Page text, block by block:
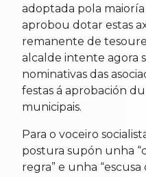
adoptada pola
aprobou dotar estas
remanente de
alcalde intente agora
nominativas das
festas á aprobación
municipais.
Para o voceiro
postura supón unha
regra” e unha